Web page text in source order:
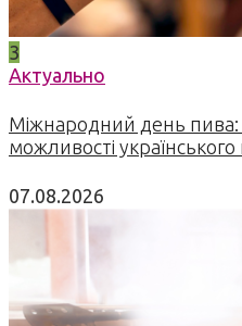
3
Актуально
Міжнародний день пива:
можливості
07.08.2026